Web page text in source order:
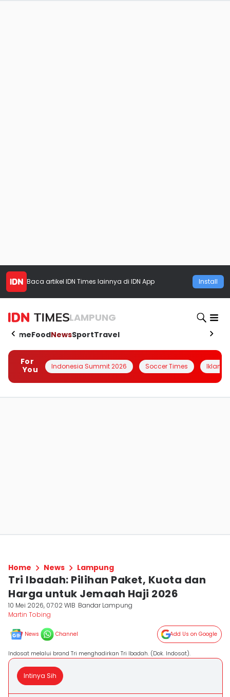
Baca artikel IDN Times lainnya di IDN App Install
LAMPUNG
HomeFoodNewsSportTravel
For
You
Indonesia Summit 2026 Soccer Times Iklanin
Home News Lampung
Tri Ibadah: Pilihan Paket, Kuota dan
Harga untuk Jemaah Haji 2026
10 Mei 2026, 07:02 WIB Bandar Lampung
Martin Tobing
News Channel Add Us on Google
Indosat melalui brand Tri menghadirkan Tri Ibadah. (Dok. Indosat).
Intinya Sih